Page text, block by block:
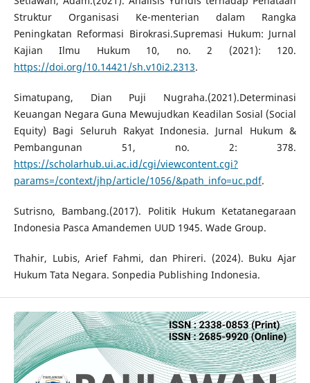
Struktur Organisasi Ke-menterian dalam Rangka
Peningkatan Reformasi Birokrasi.Supremasi Hukum: Jurnal
Kajian Ilmu Hukum 10, no. 2 (2021): 120.
https://doi.org/10.14421/sh.v10i2.2313.
Simatupang, Dian Puji Nugraha.(2021).Determinasi
Keuangan Negara Guna Mewujudkan Keadilan Sosial (Social
Equity) Bagi Seluruh Rakyat Indonesia. Jurnal Hukum &
Pembangunan 51, no. 2: 378.
https://scholarhub.ui.ac.id/cgi/viewcontent.cgi?
params=/context/jhp/article/1056/&path_info=uc.pdf.
Sutrisno, Bambang.(2017). Politik Hukum Ketatanegaraan
Indonesia Pasca Amandemen UUD 1945. Wade Group.
Thahir, Lubis, Arief Fahmi, dan Phireri. (2024). Buku Ajar
Hukum Tata Negara. Sonpedia Publishing Indonesia.